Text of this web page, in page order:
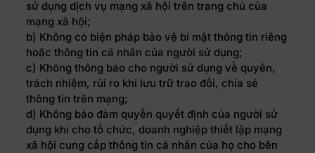
sử dụng dịch vụ mạng xã hội trên trang chủ của
mạng xã hội;
b) Không có biện pháp bảo vệ bí mật thông tin riêng
hoặc thông tin cá nhân của người sử dụng;
c) Không thông báo cho người sử dụng về quyền,
trách nhiệm, rủi ro khi lưu trữ trao đổi, chia sẻ
thông tin trên mạng;
d) Không bảo đảm quyền quyết định của người sử
dụng khi cho tổ chức, doanh nghiệp thiết lập mạng
xã hội cung cấp thông tin cá nhân của họ cho bên